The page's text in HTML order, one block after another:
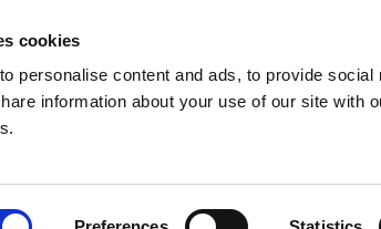
cookies
personalise content and ads, to provide
information about your use of our site with
CookiesImpressum